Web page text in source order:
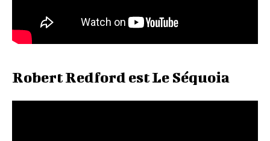
Robert Redford est Le Séquoia